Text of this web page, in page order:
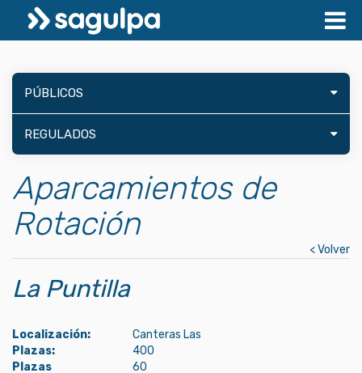
PÚBLICOS
REGULADOS
Aparcamientos de
Rotación
< Volver
La Puntilla
Localización:
Canteras Las
Plazas:
400
Plazas
60